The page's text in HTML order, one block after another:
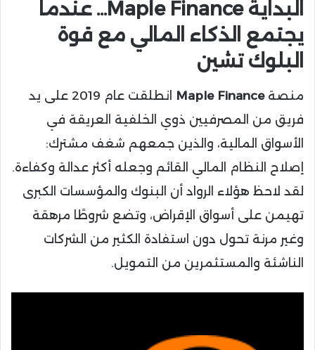
البداية Maple Finance… عندما
يجتمع الذكاء المالي مع قوة
البلوك تشين
منصةMaple Finance
انطلقت عام 2019 على يد
فريق من المصرفيين ذوي الخلفية العريقة في
الأسواق المالية، والذين جمعهم شغف مشترك:
إصلاح النظام المالي القائم وجعله أكثر عدالة وكفاءة.
لقد لاحظ هؤلاء الرواد أن البنوك والمؤسسات الكبرى
تهيمن على أسواق الإقراض، وتضع شروطًا مرهقة
وغير مرنة تحول دون استفادة الكثير من الشركات
الناشئة والمستثمرين من التمويل.